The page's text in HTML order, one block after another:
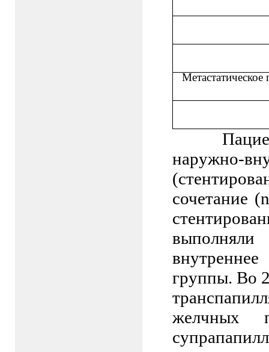
Метастатическое
наружно-
сочетание
группы. Во
желчных